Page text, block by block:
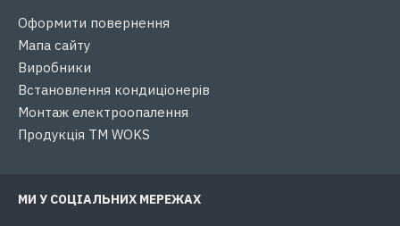
Оформити повернення
Мапа сайту
Виробники
Встановлення кондиціонерів
Монтаж електроопалення
Продукція ТМ WOKS
МИ У СОЦІАЛЬНИХ МЕРЕЖАХ